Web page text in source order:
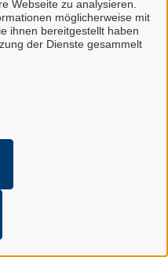
Webseite zu analysieren.
möglicherweise mit
ihnen bereitgestellt haben
der Dienste gesammelt
Harburg)
Hollenstedt)
zur
betriebliche
werden sollen